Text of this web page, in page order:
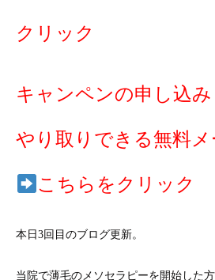
クリック
キャンペンの申し込
やり取りできる無料メ
こちらをクリック
本日3回目のブログ更新。
当院で薄毛のメソセラピーを開始した